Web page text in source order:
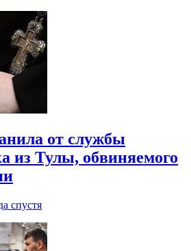
от службы
из Тулы, обвиняемого
спустя